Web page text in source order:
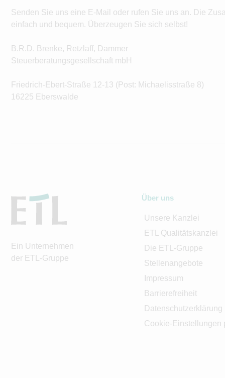
Senden Sie uns eine E-Mail oder rufen Sie uns an. Die
einfach und bequem. Überzeugen Sie sich selbst!
B.R.D. Brenke, Retzlaff, Dammer
Steuerberatungsgesellschaft mbH
Friedrich-Ebert-Straße 12-13 (Post: Michaelisstraße 8)
16225 Eberswalde
Ein Unternehmen
der ETL-Gruppe
Über uns
Unsere Kanzlei
ETL Qualitätskanzlei
Die ETL-Gruppe
Stellenangebote
Impressum
Barrierefreiheit
Datenschutzerklärung
Cookie-Einstellungen